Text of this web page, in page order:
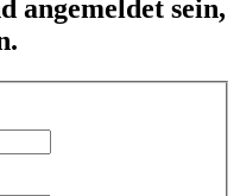
angemeldet sein,